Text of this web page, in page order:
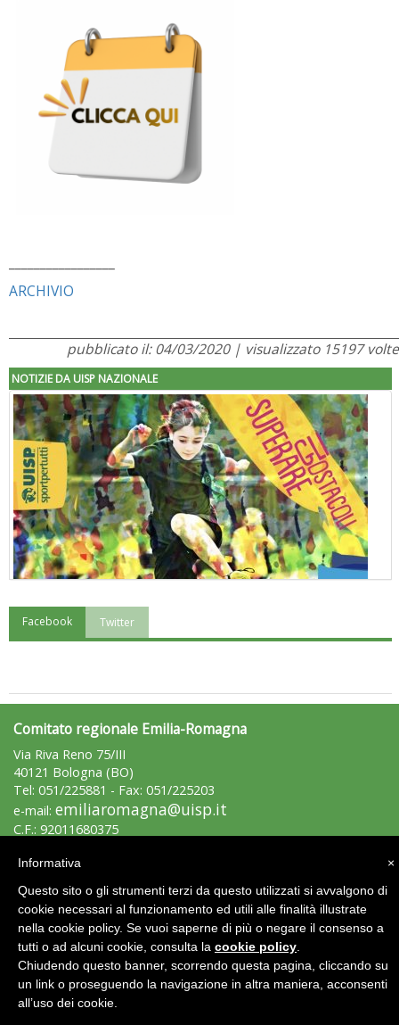
ARCHIVIO
pubblicato il: 04/03/2020 | visualizzato 15197 volte
NOTIZIE DA UISP NAZIONALE
"Superare gli ostacoli": la relazione di Tiziano Pesce al CN Uisp
Luglio 2026: "Pensando con i piedi, si possono fare le
rivoluzioni"
Facebook Twitter
Comitato regionale Emilia-Romagna
Via Riva Reno 75/III
40121 Bologna (BO)
Tel: 051/225881 - Fax: 051/225203
e-mail: emiliaromagna@uisp.it
C.F.: 92011680375
×
Informativa
Questo sito o gli strumenti terzi da questo utilizzati si avvalgono di
cookie necessari al funzionamento ed utili alle finalità illustrate
nella cookie policy. Se vuoi saperne di più o negare il consenso a
tutti o ad alcuni cookie, consulta la cookie policy
Chiudendo questo banner, scorrendo questa pagina, cliccando su
un link o proseguendo la navigazione in altra maniera, acconsenti
all’uso dei cookie.